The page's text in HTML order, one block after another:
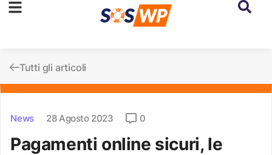
Tutti gli articoli
News 28 Agosto 2023 0
Pagamenti online sicuri, le